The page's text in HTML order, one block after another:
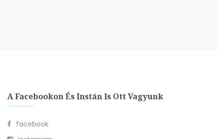
A Facebookon És Instán Is Ott Vagyunk
facebook